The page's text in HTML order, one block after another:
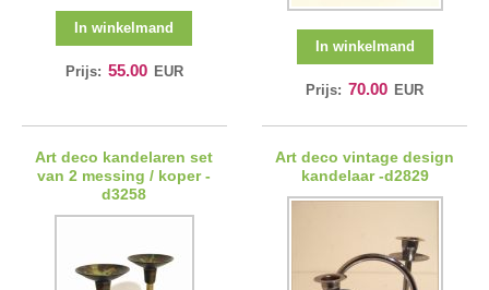
In winkelmand
Prijs: 55.00 EUR
In winkelmand
Prijs: 70.00 EUR
Art deco kandelaren set
van 2 messing / koper -
d3258
Art deco vintage design
kandelaar -d2829